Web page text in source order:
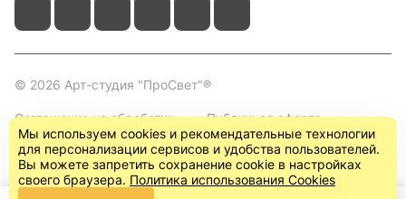
© 2026 Арт-студия "ПроСвет"®
Соглашение на обработку
персональных данных
Публичная оферта
(пользовательское
соглашение)
Мы используем cookies и рекомендательные технологии
для персонализации сервисов и удобства пользователей.
Вы можете запретить сохранение cookie в настройках
своего браузера. Политика использования Cookies